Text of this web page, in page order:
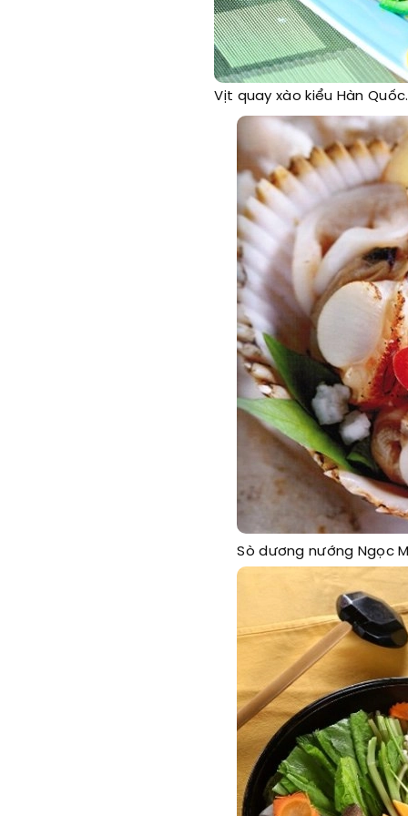
Vịt quay xào kiểu Hàn Quốc.
Sò dương nướng Ngọc